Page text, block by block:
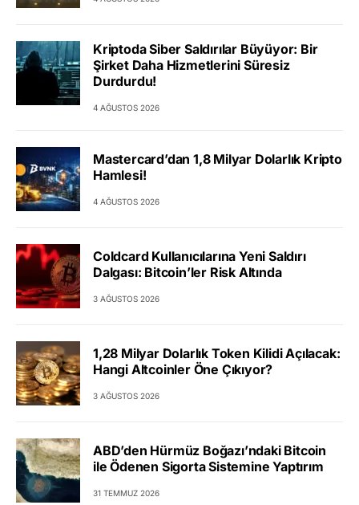
Kriptoda Siber Saldırılar Büyüyor: Bir
Şirket Daha Hizmetlerini Süresiz
Durdurdu!
4 AĞUSTOS 2026
Mastercard’dan 1,8 Milyar Dolarlık Kripto
Hamlesi!
4 AĞUSTOS 2026
Coldcard Kullanıcılarına Yeni Saldırı
Dalgası: Bitcoin’ler Risk Altında
3 AĞUSTOS 2026
1,28 Milyar Dolarlık Token Kilidi Açılacak:
Hangi Altcoinler Öne Çıkıyor?
3 AĞUSTOS 2026
ABD’den Hürmüz Boğazı’ndaki Bitcoin
ile Ödenen Sigorta Sistemine Yaptırım
31 TEMMUZ 2026